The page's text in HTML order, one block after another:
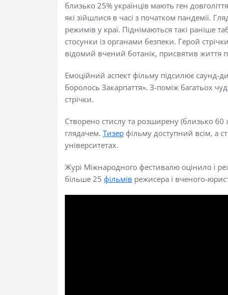
близько 25% українців мають ген
які зійшлися в часі з початком пандемії.
режимів у краї. Піднімаються такі раніше
стосунки із органами безпеки. Герой
відомий вчений ботанік, присвятив життя
Емоційний аспект фільму підсилює саунд-
боролось Закарпаття». З-поміж багатьох
стрічки.
Створено стислу та розширену (близько 60
глядачем. Тизер фільму доступний всім, а
університетах.
Журі Міжнародного фестивалю оцінило і
більше 25 фільмів режисера і вченого-